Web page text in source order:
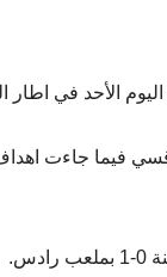
انهزم النادي الصفاقسي امام مضيفه برافوس
حسن (48) هدفي النادي